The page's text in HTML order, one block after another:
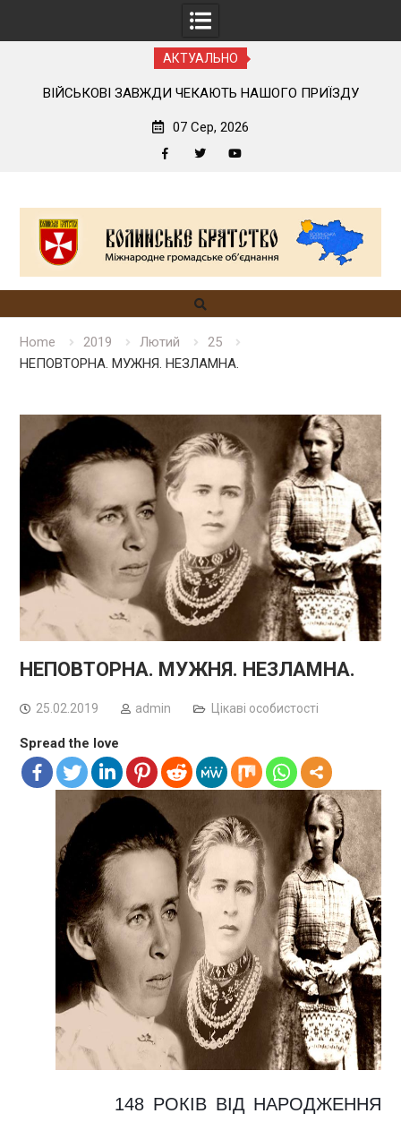
АКТУАЛЬНО
ВІЙСЬКОВІ ЗАВЖДИ ЧЕКАЮТЬ НАШОГО ПРИЇЗДУ
07 Сер, 2026
content
Home 2019 Лютий
25
НЕПОВТОРНА. МУЖНЯ. НЕЗЛАМНА.
НЕПОВТОРНА. МУЖНЯ. НЕЗЛАМНА.
25.02.2019 admin Цікаві особистості
Spread the love
148 РОКІВ ВІД НАРОДЖЕННЯ